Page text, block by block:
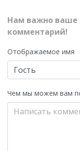
Нам важно ваше
комментарий!
Отображаемое имя
Чем мы можем вам